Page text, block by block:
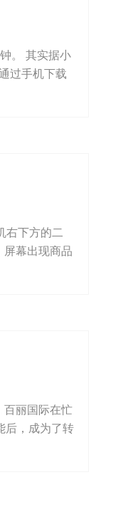
。 其实据小
过手机下载
右下方的二
幕出现商品
丽国际在忙
后，成为了转